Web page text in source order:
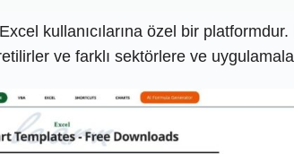
kullanıcılarına özel bir
ve farklı sektörlere ve